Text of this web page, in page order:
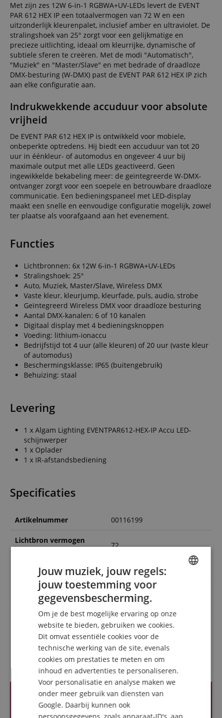
Met zijn zes 12W 6-in-1 RGBWA+UV-LEDs levert de EVENT
PAR 612 HEX IP een totaalvermogen van 72 W en een
uitzonderlijk kleurenpalet, inclusief amber en ultraviolet. De
stralingshoek van 25° zorgt voor een gelijkmatige en
precieze uitlichting, ideaal om kleurrijke, dynamische of
subtiele sferen te creëren. Met de modi "Automatisch",
"Muziek" en "Master/Slave" en met bedrade of draadloze
DMX-besturing (W-DMX) past de EVENT PAR 612 HEX IP zich
aan elke configuratie aan.
Indrukwekkende accuduur voor absolute
vrijheid
De EVENT PAR 612 HEX IP is ontwikkeld voor mobiele,
onbeperkte optredens. Hij biedt een accuduur van tot 20
uur in éénkleur- of automodus en ongeveer 4 uur bij
maximale output met alle LEDs geactiveerd. Geen
ingewikkelde bekabeling meer: de geïntegreerde W-DMX-
ontvanger zorgt voor een soepele en betrouwbare draadloze
communicatie. Een bedieningspaneel met LED-display
maakt een snelle en eenvoudige configuratie mogelijk, zowel
ter plaatse als voorafgaand aan het evenement.
Functies
Lichtbronnen: 6x 12W 6-in-1 RGBWA+UV-LEDs
Stralingshoek: 25°
Auto, Muziek, Master/Slave, Wireless DMX
Vaste kleur, kleurjump, kleurfade, puls, audio, strobe
Geïntegreerd Wireless DMX voor draadloze besturing
Aantal DMX-kanalen: 6 of 10 kanalen
Digitaal display met 4 bedieningsknoppen
Voeding: lithium-ionaccu
Bedrijfstijd tot 4 uur (alle kleuren) of 20 uur (vaste kleur
of automodus)
Beschermingsklasse: IP65 (buitengebruik)
Behuizing: staal
Levering
1 x Algam Lighting EVENTPAR612-HEX-IP Accu LED-
schijnwerper
1 x Oplader
1 x IR-afstandsbediening
Specificaties
Artikelnummer 00116199
Lichtbron vermogen
72
Schwarz
DMX interface Ja
Kleurenspectrum RGBWA/UV
grado de protección IP IP65
Recensies van klanten SPANISH
Jouw muziek, jouw regels:
jouw toestemming voor
gegevensbescherming.
Om je de best mogelijke ervaring op onze
website te bieden, gebruiken we cookies.
Dit omvat essentiële cookies voor de
technische werking van de site, evenals
cookies om prestaties te meten en om
inhoud en advertenties te personaliseren.
Voor personalisatie en analyse maken we
onder meer gebruik van diensten van
Google. Daarbij kunnen ook